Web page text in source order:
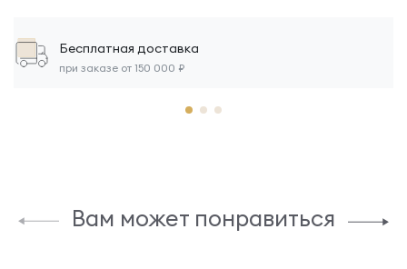
Бесплатная доставка
при заказе от 150 000 ₽
Вам может понравиться